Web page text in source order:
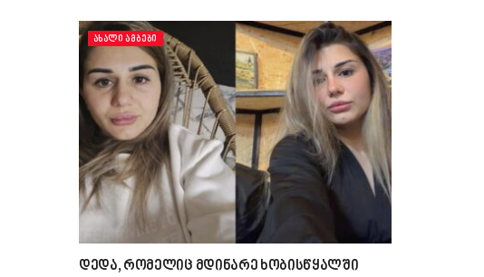
ᲐᲮᲐᲚᲘ ᲐᲛᲑᲔᲑᲘ
დედა, რომელიც მდინარე ხობისწყალში